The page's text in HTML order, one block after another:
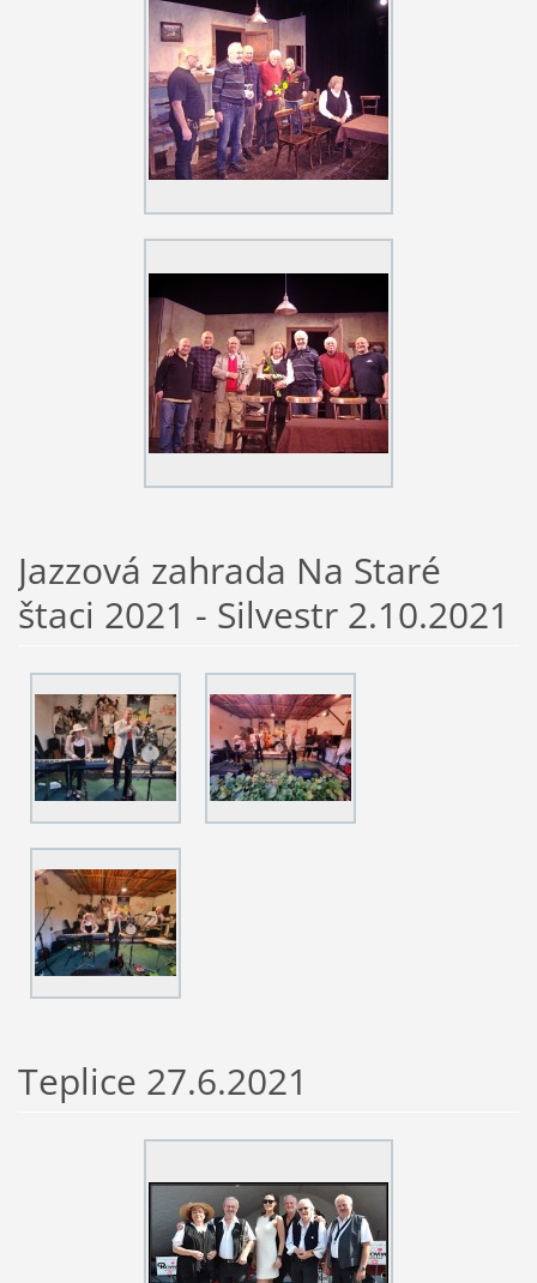
Jazzová zahrada Na Staré
štaci 2021 - Silvestr 2.10.2021
Teplice 27.6.2021